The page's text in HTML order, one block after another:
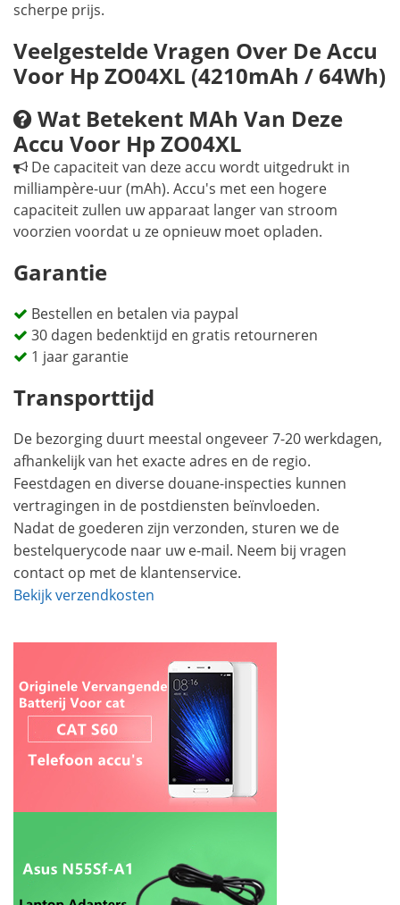
scherpe prijs.
Veelgestelde Vragen Over De Accu
Voor Hp ZO04XL (4210mAh / 64Wh)
Wat Betekent MAh Van Deze
Accu Voor Hp ZO04XL
De capaciteit van deze accu wordt uitgedrukt in
milliampère-uur (mAh). Accu's met een hogere
capaciteit zullen uw apparaat langer van stroom
voorzien voordat u ze opnieuw moet opladen.
Garantie
Bestellen en betalen via paypal
30 dagen bedenktijd en gratis retourneren
1 jaar garantie
Transporttijd
De bezorging duurt meestal ongeveer 7-20 werkdagen,
afhankelijk van het exacte adres en de regio.
Feestdagen en diverse douane-inspecties kunnen
vertragingen in de postdiensten beïnvloeden.
Nadat de goederen zijn verzonden, sturen we de
bestelquerycode naar uw e-mail. Neem bij vragen
contact op met de klantenservice.
Bekijk verzendkosten